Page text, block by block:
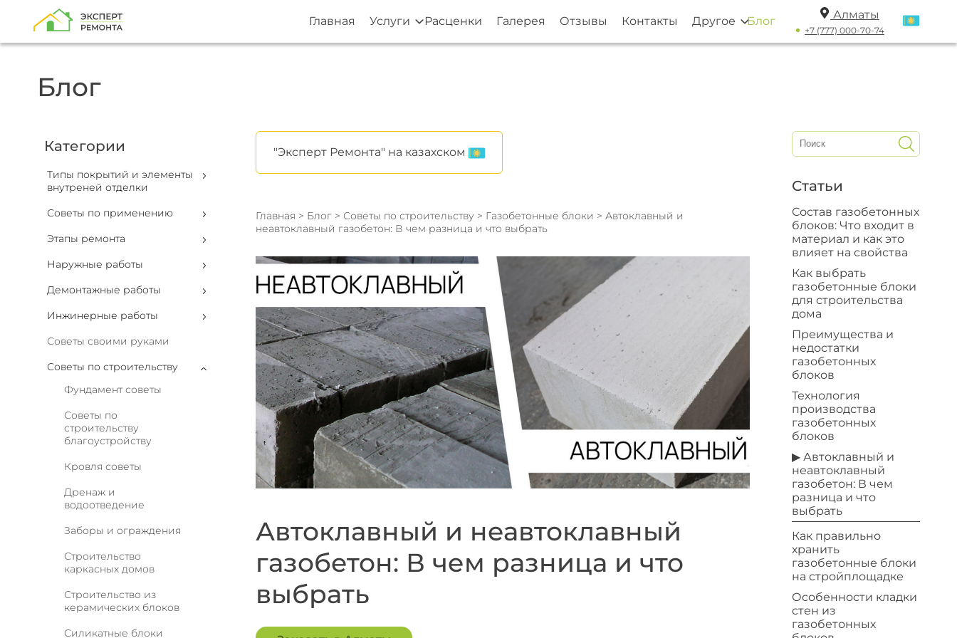
Главная Услуги Расценки Галерея Отзывы Контакты Другое Блог Алматы
+7 (777) 000-70-74
Блог
Категории
Типы покрытий и элементы
внутреней отделки
Советы по применению
Этапы ремонта
Наружные работы
Демонтажные работы
Инжинерные работы
Советы своими руками
Советы по строительству
Фундамент советы
Советы по
строительству
благоустройству
Кровля советы
Дренаж и
водоотведение
Заборы и ограждения
Строительство
каркасных домов
Строительство из
керамических блоков
Силикатные блоки
"Эксперт Ремонта" на казахском
Главная > Блог> Советы по строительству > Газобетонные блоки > Автоклавный и
неавтоклавный газобетон: В чем разница и что выбрать
Автоклавный и неавтоклавный
газобетон: В чем разница и что
выбрать
Статьи
Состав газобетонных
блоков: Что входит в
материал и как это
влияет на свойства
Как выбрать
газобетонные блоки
для строительства
дома
Преимущества и
недостатки
газобетонных
блоков
Технология
производства
газобетонных
блоков
▶ Автоклавный и
неавтоклавный
газобетон: В чем
разница и что
выбрать
Как правильно
хранить
газобетонные блоки
на стройплощадке
Особенности кладки
стен из
газобетонных